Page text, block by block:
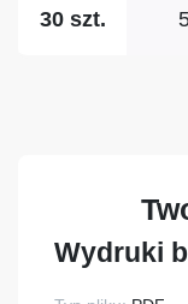
30 szt.
Wydruki